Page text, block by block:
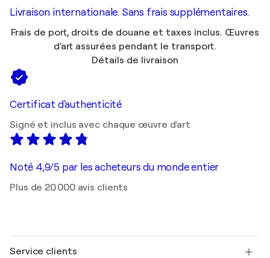
Livraison internationale. Sans frais supplémentaires.
Frais de port, droits de douane et taxes inclus. Œuvres
d'art assurées pendant le transport.
Détails de livraison
Certificat d'authenticité
Signé et inclus avec chaque œuvre d'art
Noté 4,9/5 par les acheteurs du monde entier
Plus de 20 000 avis clients
Service clients